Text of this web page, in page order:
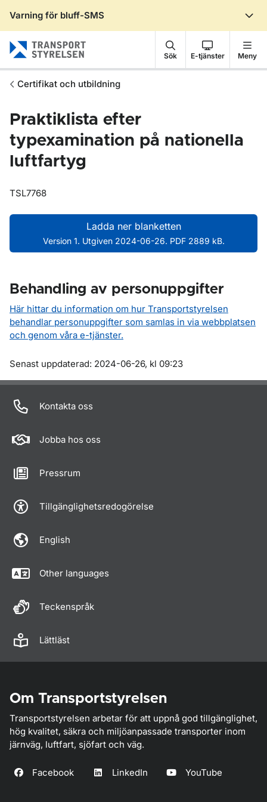
Varning för bluff-SMS
Sök E-tjänster Meny
Certifikat och utbildning
Praktiklista efter
typexamination på nationella
luftfartyg
TSL7768
Ladda ner blanketten
Version 1. Utgiven 2024-06-26. PDF 2889 kB.
Behandling av personuppgifter
Här hittar du information om hur Transportstyrelsen
behandlar personuppgifter som samlas in via webbplatsen
och genom våra e-tjänster.
Om sidan
Senast uppdaterad: 2024-06-26, kl 09:23
Kontakta oss
Jobba hos oss
Pressrum
Tillgänglighetsredogörelse
English
Other languages
Teckenspråk
Lättläst
Om Transportstyrelsen
Transportstyrelsen arbetar för att uppnå god tillgänglighet,
hög kvalitet, säkra och miljöanpassade transporter inom
järnväg, luftfart, sjöfart och väg.
Facebook LinkedIn YouTube